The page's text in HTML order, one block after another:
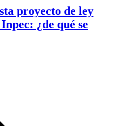
proyecto de ley
¿de qué se